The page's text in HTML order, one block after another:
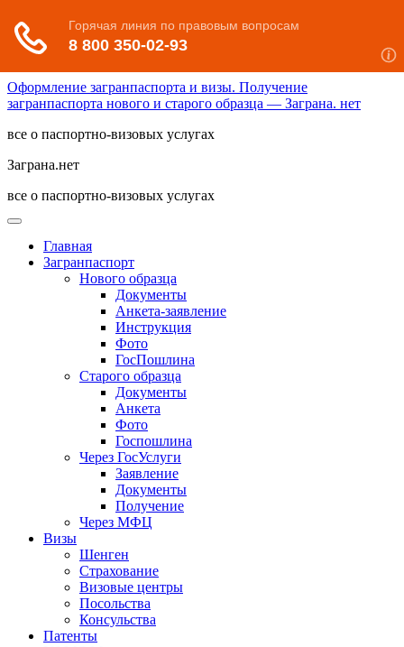
Оформление загранпаспорта и визы. Получение
загранпаспорта нового и старого образца — Заграна. нет
все о паспортно-визовых услугах
Заграна.нет
все о паспортно-визовых услугах
Главная
Загранпаспорт
Нового образца
Документы
Анкета-заявление
Инструкция
Фото
ГосПошлина
Старого образца
Документы
Анкета
Фото
Госпошлина
Через ГосУслуги
Заявление
Документы
Получение
Через МФЦ
Визы
Шенген
Страхование
Визовые центры
Посольства
Консульства
Патенты